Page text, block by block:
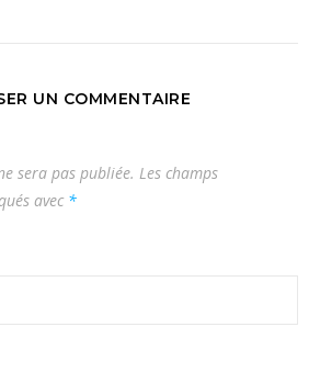
UN COMMENTAIRE
sera pas publiée. Les champs
avec *